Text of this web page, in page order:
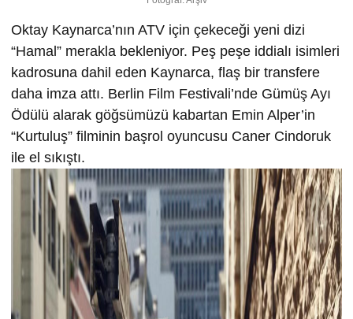
Oktay Kaynarca’nın ATV için çekeceği yeni dizi
“Hamal” merakla bekleniyor. Peş peşe iddialı isimleri
kadrosuna dahil eden Kaynarca, flaş bir transfere
daha imza attı. Berlin Film Festivali’nde Gümüş Ayı
Ödülü alarak göğsümüzü kabartan Emin Alper’in
“Kurtuluş” filminin başrol oyuncusu Caner Cindoruk
ile el sıkıştı.